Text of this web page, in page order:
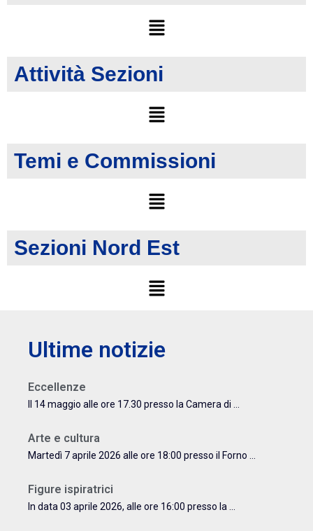
Attività Sezioni
Temi e Commissioni
Sezioni Nord Est
Ultime notizie
Eccellenze
Il 14 maggio alle ore 17.30 presso la Camera di ...
Arte e cultura
Martedì 7 aprile 2026 alle ore 18:00 presso il Forno ...
Figure ispiratrici
In data 03 aprile 2026, alle ore 16:00 presso la ...